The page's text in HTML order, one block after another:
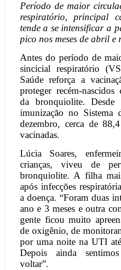
Período de maior
respiratório, principal
tende a se intensificar a
pico nos meses de abril e
Antes do período de
sincicial respiratório
Saúde reforça a
proteger recém-
da bronquiolite. Desde
imunização no Sistema
dezembro, cerca de
vacinadas.
Lúcia Soares,
crianças, viveu de
bronquiolite. A filha
após infecções
a doença. “Foram duas
ano e 3 meses e outra
gente ficou muito
de oxigênio, de
por uma noite na UTI
Depois ainda
voltar”.